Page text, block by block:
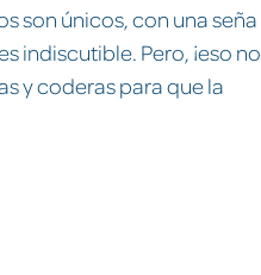
son únicos, con una seña
indiscutible. Pero, ¡eso no
y coderas para que la